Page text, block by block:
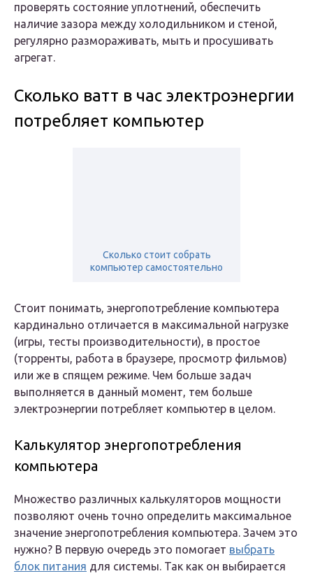
проверять состояние уплотнений, обеспечить
наличие зазора между холодильником и стеной,
регулярно размораживать, мыть и просушивать
агрегат.
Сколько ватт в час электроэнергии
потребляет компьютер
Сколько стоит собрать
компьютер самостоятельно
Стоит понимать, энергопотребление компьютера
кардинально отличается в максимальной нагрузке
(игры, тесты производительности), в простое
(торренты, работа в браузере, просмотр фильмов)
или же в спящем режиме. Чем больше задач
выполняется в данный момент, тем больше
электроэнергии потребляет компьютер в целом.
Калькулятор энергопотребления
компьютера
Множество различных калькуляторов мощности
позволяют очень точно определить максимальное
значение энергопотребления компьютера. Зачем это
нужно? В первую очередь это помогает выбрать
блок питания для системы. Так как он выбирается